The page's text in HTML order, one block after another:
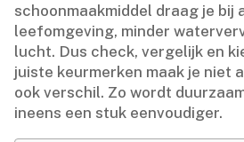
schoonmaakmiddel draag je bij
leefomgeving, minder
lucht.​ Dus check, vergelijk en
juiste keurmerken maak je niet
ook verschil.​ Zo wordt
ineens een stuk eenvoudiger.​